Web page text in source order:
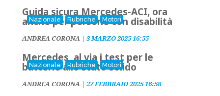
Nazionale Rubriche Motori
Guida sicura Mercedes-ACI, ora
anche per persone con disabilità
ANDREA CORONA| 3 MARZO 2025 16:55
Nazionale Rubriche Motori
Mercedes, al via i test per le
batterie allo stato solido
ANDREA CORONA| 27 FEBBRAIO 2025 16:58